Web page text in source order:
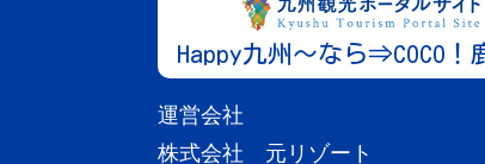
Happy九州～なら⇒COCO！
運営会社
株式会社 元リゾート